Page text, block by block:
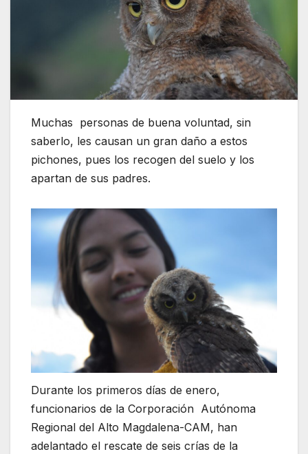
Muchas personas de buena voluntad, sin
saberlo, les causan un gran daño a estos
pichones, pues los recogen del suelo y los
apartan de sus padres.
Durante los primeros días de enero,
funcionarios de la Corporación Autónoma
Regional del Alto Magdalena-CAM, han
adelantado el rescate de seis crías de la